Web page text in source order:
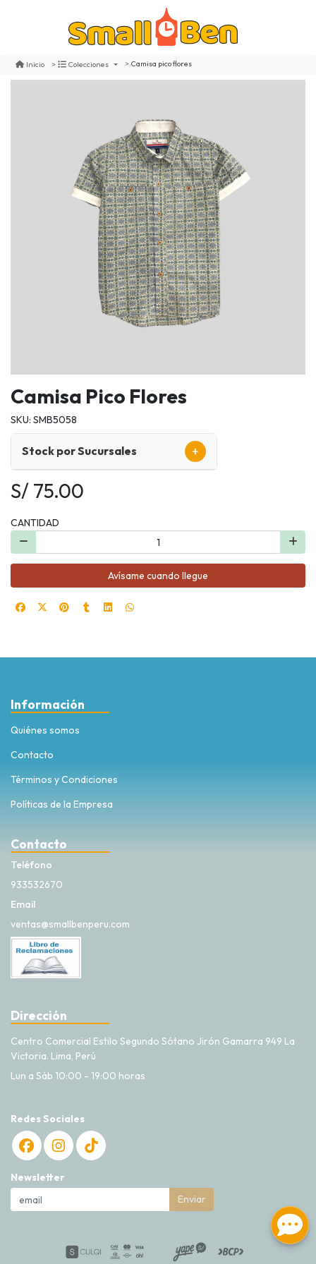
Inicio Colecciones Camisa pico flores
Camisa Pico Flores
SKU: SMB5058
Stock por Sucursales +
S/ 75.00
CANTIDAD
Avísame cuando llegue
Información
Quiénes somos
Contacto
Términos y Condiciones
Políticas de la Empresa
Contacto
Teléfono
933532670
Email
ventas@smallbenperu.com
Dirección
Centro Comercial Estilo Segundo Sótano Jirón Gamarra 949 La
Victoria. Lima, Perú
Lun a Sáb 10:00 - 19:00 horas
Redes Sociales
Newsletter
Enviar